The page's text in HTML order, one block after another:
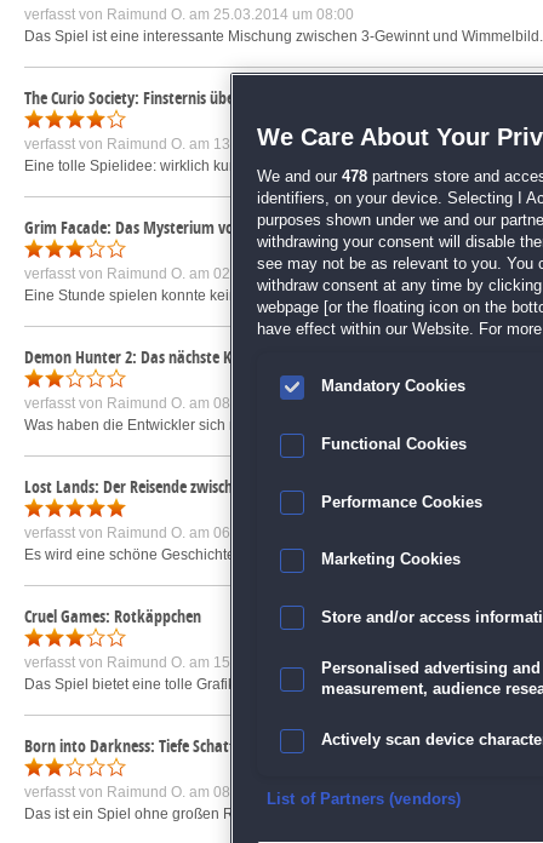
verfasst von Raimund O. am 25.03.2014 um 08:00
Das Spiel ist eine interessante Mischung zwischen 3-Gewinnt und
The Curio Society: Finsternis über Messina Sammleredition
verfasst von Raimund O. am 13.12.2017 um 18:18
Eine tolle Spielidee: wirklich kuriose Gegenstände werden zur Bewältigung
Grim Facade: Das Mysterium von Venedig Sammleredition
verfasst von Raimund O. am 02.10.2018 um 14:46
Eine Stunde spielen konnte keine Begeisterung bei mir auslösen. Die
Demon Hunter 2: Das nächste Kapitel
verfasst von Raimund O. am 08.08.2015 um 22:40
Was haben die Entwickler sich nur dabei gedacht! Bild und Ton passen
Lost Lands: Der Reisende zwischen den Welten Sammleredition
verfasst von Raimund O. am 06.07.2018 um 13:57
Es wird eine schöne Geschichte in guter Graphik erzählt. Die Länge ist
Cruel Games: Rotkäppchen
verfasst von Raimund O. am 15.07.2013 um 23:58
Das Spiel bietet eine tolle Grafik, viele Wimmelbilder sind enthalten. Mit dem
Born into Darkness: Tiefe Schatten
verfasst von Raimund O. am 08.08.2014 um 13:12
Das ist ein Spiel ohne großen Reiz für mich. Man darf Gegenstände (bzw.
We Care About Your
We and our 478 partners store and
identifiers, on your device. Selecting I
purposes shown under we and our
withdrawing your consent will disable
see may not be as relevant to you. You
withdraw consent at any time by
webpage [or the floating icon on the
have effect within our Website. For
Mandatory Cookies
Functional Cookies
Performance Cookies
Marketing Cookies
Store and/or access
Personalised advertising
measurement, audience
Actively scan device
Ensure security, prevent
List of Partners (vendors)